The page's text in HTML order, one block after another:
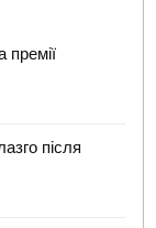
премії
після